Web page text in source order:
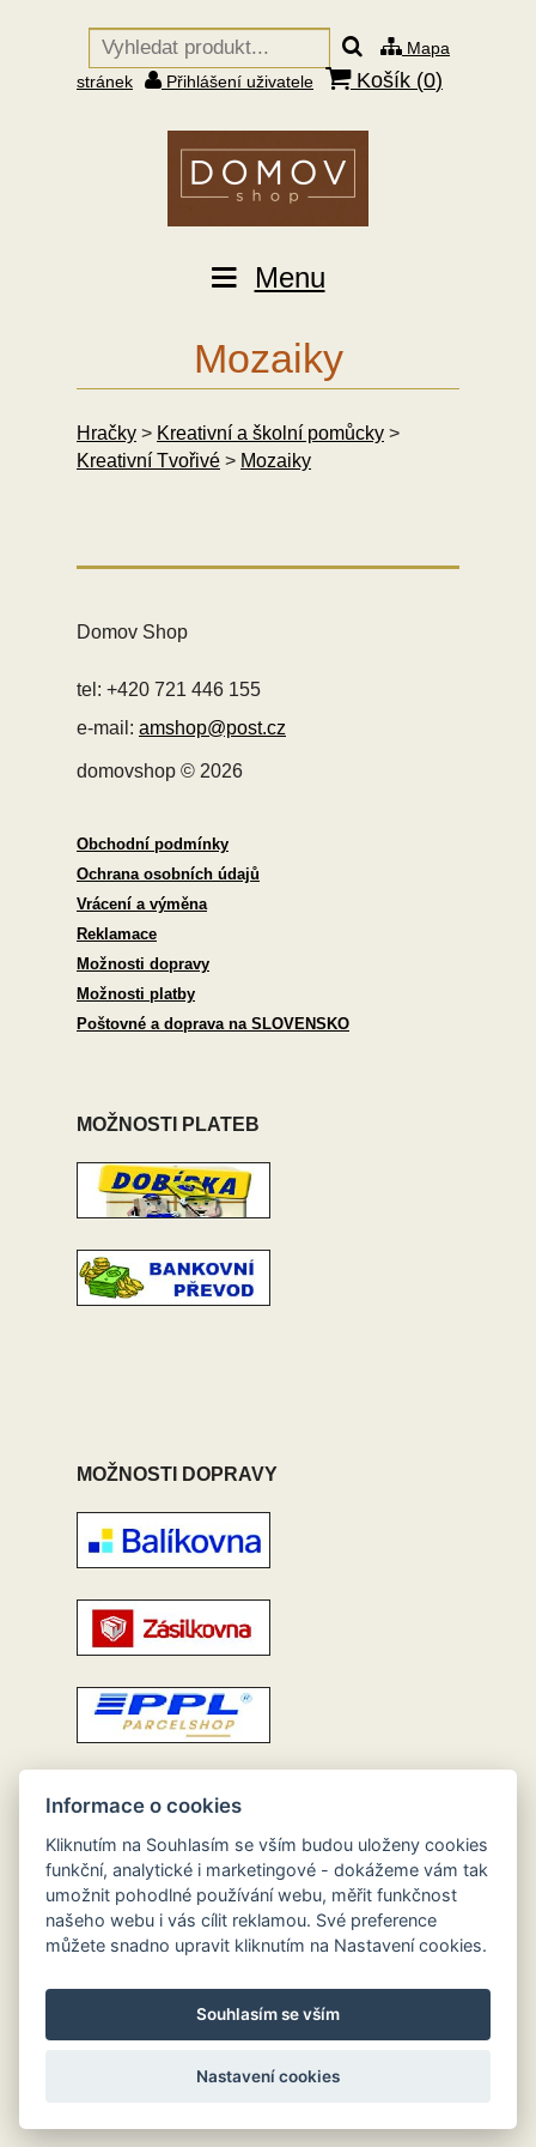
Mapa
stránek
Přihlášení uživatele Košík (0)
Menu
Mozaiky
Hračky > Kreativní a školní pomůcky >
Kreativní Tvořivé > Mozaiky
Domov Shop
tel: +420 721 446 155
e-mail: amshop@post.cz
domovshop © 2026
Obchodní podmínky
Ochrana osobních údajů
Vrácení a výměna
Reklamace
Možnosti dopravy
Možnosti platby
Poštovné a doprava na SLOVENSKO
MOŽNOSTI PLATEB
MOŽNOSTI DOPRAVY
Informace o cookies
Kliknutím na Souhlasím se vším budou uloženy cookies
funkční, analytické i marketingové - dokážeme vám tak
umožnit pohodlné používání webu, měřit funkčnost
našeho webu i vás cílit reklamou. Své preference
můžete snadno upravit kliknutím na Nastavení cookies.
Souhlasím se vším
Nastavení cookies